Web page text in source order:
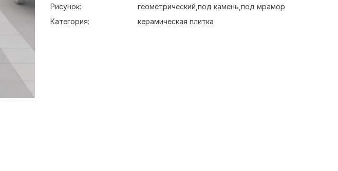
Рисунок:
геометрический под камень под мрамор
Категория:
керамическая плитка